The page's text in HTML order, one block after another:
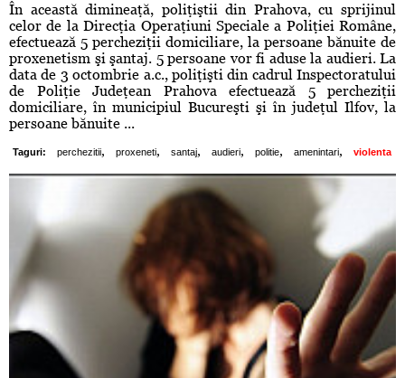
În această dimineaţă, poliţiştii din Prahova, cu sprijinul
celor de la Direcţia Operaţiuni Speciale a Poliţiei Române,
efectuează 5 percheziţii domiciliare, la persoane bănuite de
proxenetism şi şantaj. 5 persoane vor fi aduse la audieri. La
data de 3 octombrie a.c., poliţişti din cadrul Inspectoratului
de Poliţie Judeţean Prahova efectuează 5 percheziţii
domiciliare, în municipiul Bucureşti şi în judeţul Ilfov, la
persoane bănuite ...
Taguri: perchezitii, proxeneti, santaj, audieri, politie, amenintari, violenta